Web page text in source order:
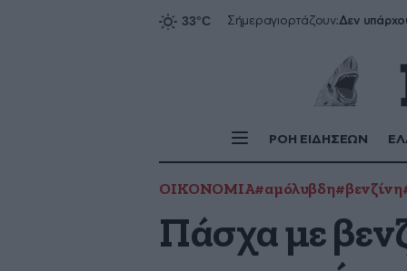
Σήμεραγιορτάζουν:Δεν
ΡΟΗ ΕΙΔΗΣΕΩΝ
ΟΙΚΟΝΟΜΙΑ#αμόλυβδη#βενζίνη
Πάσχα με